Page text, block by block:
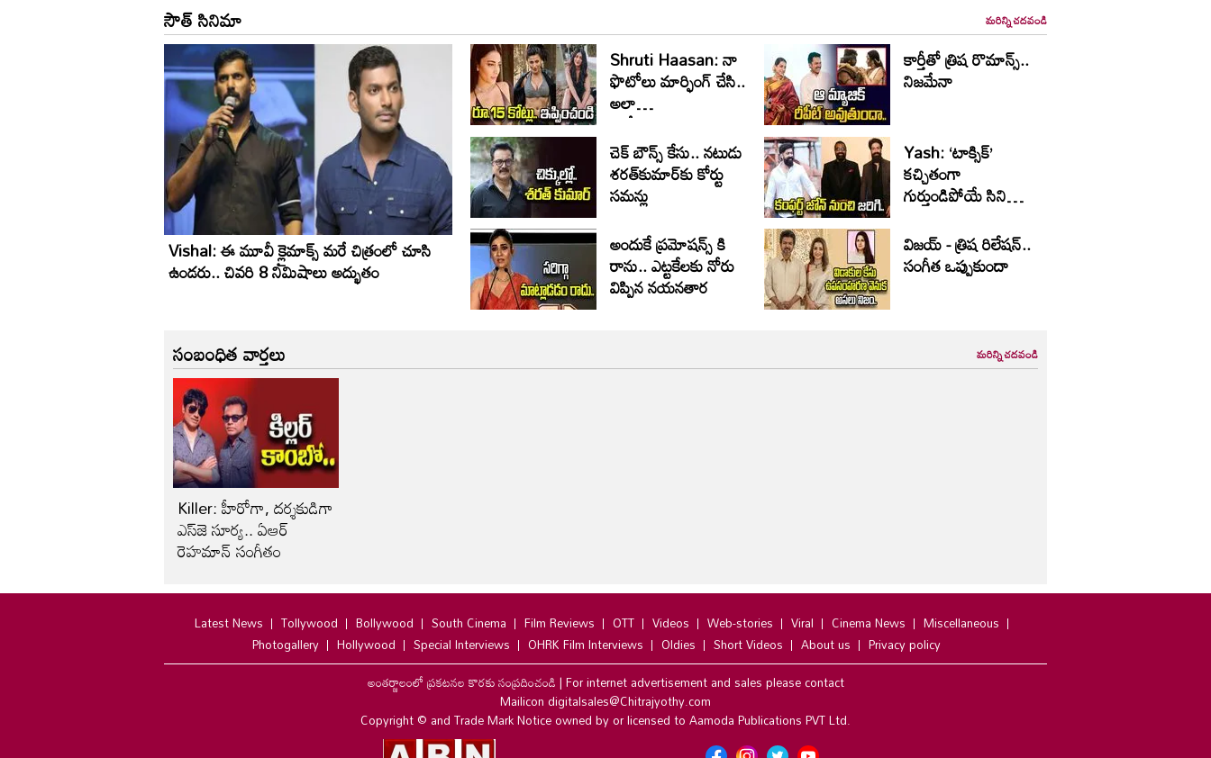
సౌత్ సినిమా మరిన్ని చదవండి
Vishal: ఈ మూవీ క్లైమాక్స్ మరే చిత్రంలో చూసి
ఉండరు.. చివరి 8 నిమిషాలు అద్భుతం
Shruti Haasan: నా
ఫొటోలు మార్ఫింగ్ చేసి..
అలా
వాడేసుకుంటున్నారు!
కార్తీతో త్రిష రొమాన్స్..
నిజమేనా
చెక్ బౌన్స్ కేసు.. నటుడు
శరత్‌కుమార్‌కు కోర్టు
సమన్లు
Yash: ‘టాక్సిక్’
కచ్చితంగా
గుర్తుండిపోయే సినిమా
అవుతుంది
అందుకే ప్రమోషన్స్ కి
రాను.. ఎట్టకేలకు నోరు
విప్పిన నయనతార
విజయ్ - త్రిష రిలేషన్..
సంగీత ఒప్పుకుందా
సంబంధిత వార్తలు మరిన్ని చదవండి
Killer: హీరోగా, దర్శకుడిగా
ఎస్‌జె సూర్య.. ఏఆర్
రెహమాన్ సంగీతం
Latest News Tollywood Bollywood South Cinema Film Reviews OTT Videos Web-stories Viral Cinema News
Miscellaneous
Photogallery
Hollywood Special Interviews OHRK Film Interviews Oldies Short Videos About us
Privacy policy
అంతర్జాలంలో ప్రకటనల కొరకు సంప్రదించండి|For internet advertisement and sales please contact
Mailicon digitalsales@Chitrajyothy.com
Copyright © and Trade Mark Notice owned by or licensed to Aamoda Publications PVT Ltd.